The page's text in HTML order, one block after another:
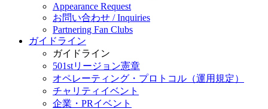
Appearance Request
お問い合わせ / Inquiries
Partnering Fan Clubs
ガイドライン
ガイドライン
501stリージョン憲章
オペレーティング・プロトコル（運用規定）
チャリティイベント
企業・PRイベント